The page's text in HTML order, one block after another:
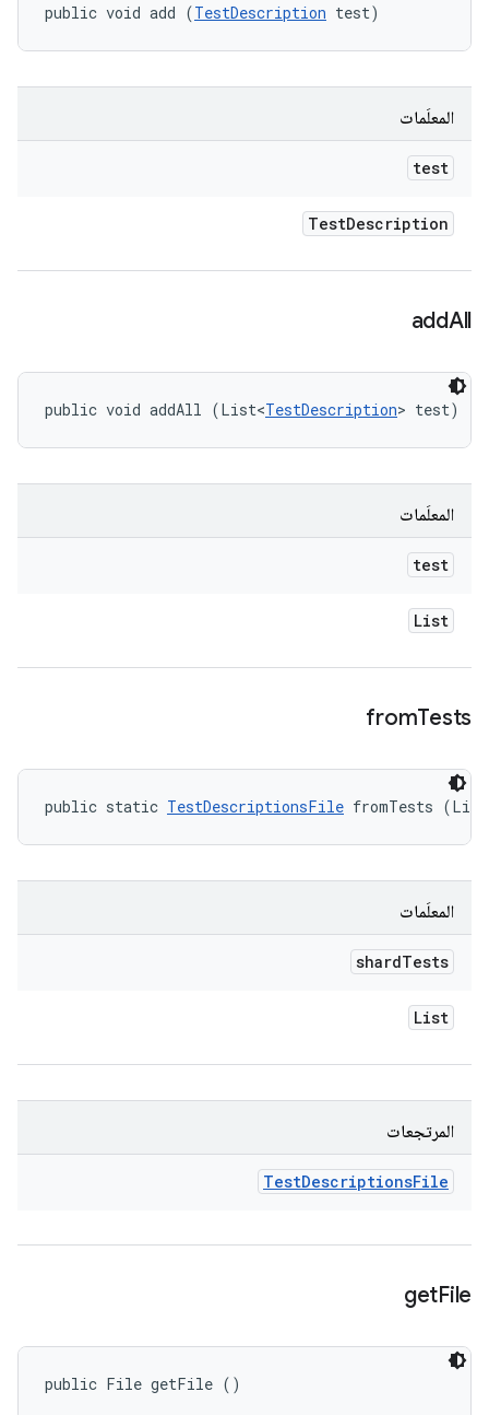
public void add (TestDescription test)
المعلَمات
test
TestDescription
addAll
public void addAll (List<TestDescription> test)
المعلَمات
test
List
fromTests
public static TestDescriptionsFile fromTests
المعلَمات
shardTests
List
المرتجعات
TestDescriptionsFile
getFile
public File getFile ()